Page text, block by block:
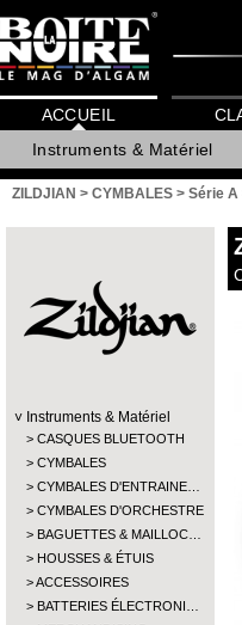
ACCUEIL
Instruments & Matériel
ZILDJIAN > CYMBALES > Série A
Instruments & Matériel
CASQUES BLUETOOTH
CYMBALES
CYMBALES D'ENTRAINE…
CYMBALES D'ORCHESTRE
BAGUETTES & MAILLOC…
HOUSSES & ÉTUIS
ACCESSOIRES
BATTERIES ÉLECTRONI…